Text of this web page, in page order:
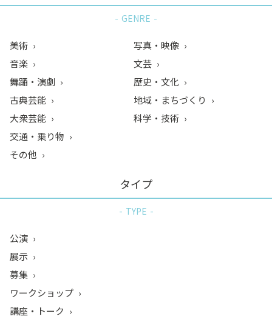
GENRE
美術
音楽
舞踊・演劇
古典芸能
大衆芸能
写真・映像
文芸
歴史・文化
地域・まちづくり
科学・技術
交通・乗り物
その他
タイプ
TYPE
公演
展示
募集
ワークショップ
講座・トーク